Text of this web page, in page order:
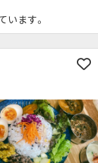
います。